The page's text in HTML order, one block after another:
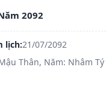
2092
lịch:21/07/2092
Thân, Năm: Nhâm Tý